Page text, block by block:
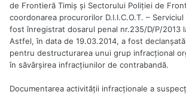
de Frontieră Timiş şi Sectorului Poliţiei de
coordonarea procurorilor D.I.I.C.O.T. –
fost înregistrat dosarul penal nr.235/D/P/2013
Astfel, în data de 19.03.2014, a fost
pentru destructurarea unui grup infracţional
în săvârşirea infracţiunilor de contrabandă.
Documentarea activităţii infracţionale a